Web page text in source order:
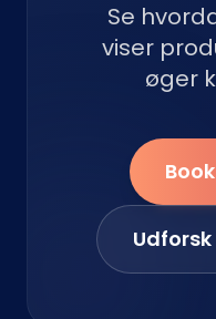
Se
viser
øger